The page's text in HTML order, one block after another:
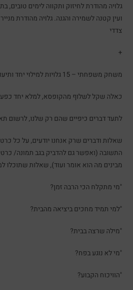
גלויה מהודרת לחיזוק ותקווה לימים טובים,
ועין קטנה לשמירה והגנה. גלויה מהודרת
צדדי
+
משחק משפחתי – 15 גלויות למילוי יחד ותיעוד של רגעים משפחתיים
כאלה שקל לשלוף מהקופסא, למלא יחד
לתעד דברים כיפיים שהם רק שלנו, לרשום
שאלות ודברים שרק אנחנו יודעים, על כל
התשובה (ואפשר גם להדביק בגב תמונה/
מבינים מה הוא אומר ועוד), שאלות שתוכלו
"מי מתקלח הכי הרבה זמן?
"למי תמיד מחכים ביציאה מהבית?
"מילה שרצה בבית?
"מי לא נוגע בפח?
"הוויכוח הקבוע?